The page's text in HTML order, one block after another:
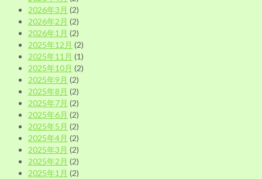
2026年3月 (2)
2026年2月 (2)
2026年1月 (2)
2025年12月 (2)
2025年11月 (1)
2025年10月 (2)
2025年9月 (2)
2025年8月 (2)
2025年7月 (2)
2025年6月 (2)
2025年5月 (2)
2025年4月 (2)
2025年3月 (2)
2025年2月 (2)
2025年1月 (2)